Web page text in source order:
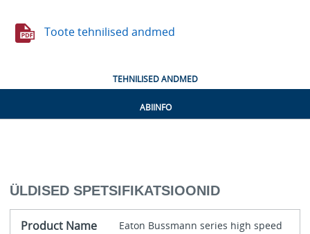
Toote tehnilised andmed
TEHNILISED ANDMED
ABIINFO
ÜLDISED SPETSIFIKATSIOONID
Product Name
Eaton Bussmann series high speed